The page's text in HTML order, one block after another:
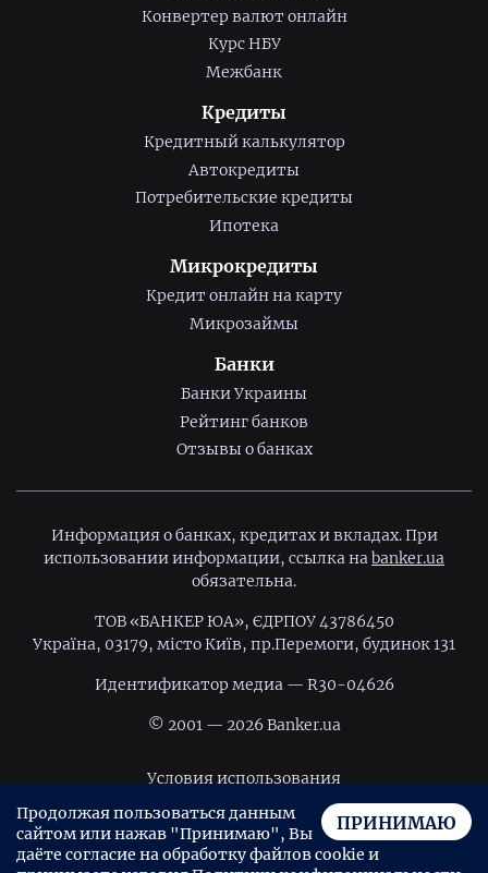
Конвертер валют онлайн
Курс НБУ
Межбанк
Кредиты
Кредитный калькулятор
Автокредиты
Потребительские кредиты
Ипотека
Микрокредиты
Кредит онлайн на карту
Микрозаймы
Банки
Банки Украины
Рейтинг банков
Отзывы о банках
Информация о банках, кредитах и вкладах. При
использовании информации, ссылка наbanker.ua
обязательна.
ТОВ «БАНКЕР ЮА», ЄДРПОУ 43786450
Україна, 03179, місто Київ, пр.Перемоги, будинок 131
Идентификатор медиа — R30-04626
© 2001 — 2026 Banker.ua
Условия использования
Политика конфиденциальности
Пользовательское соглашение
ПРИНИМАЮ
Продолжая пользоваться данным
сайтом или нажав "Принимаю", Вы
даёте согласие на обработку файлов cookie и